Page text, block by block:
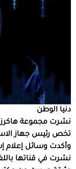
دنيا الوطن
نشرت مجموعة هاكرز
تخص رئيس جهاز
نشرت في قناتها